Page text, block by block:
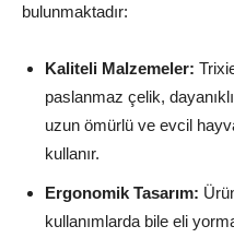
bulunmaktadır:
Kaliteli Malzemeler:
paslanmaz çelik,
uzun ömürlü ve evcil
kullanır.
Ergonomik Tasarım:
kullanımlarda bile eli